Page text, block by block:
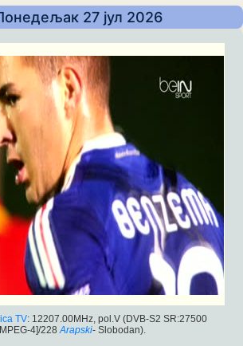
27 јул 2026
TV: 12207.00MHz, pol.V (DVB-S2 SR:27500
4]/228 Arapski- Slobodan).